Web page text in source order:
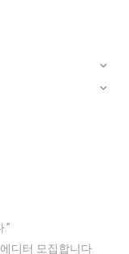
디터 모집합니다